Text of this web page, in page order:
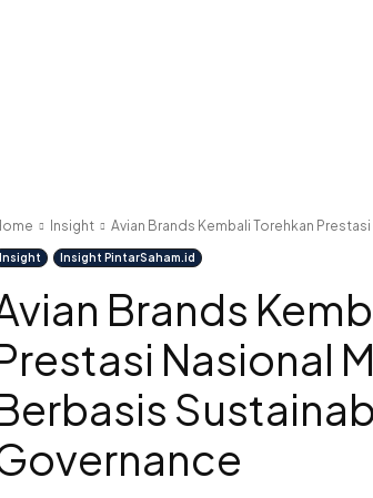
Insight Avian Brands Kembali Torehkan
Insight Insight PintarSaham.id
Brands
Nasional